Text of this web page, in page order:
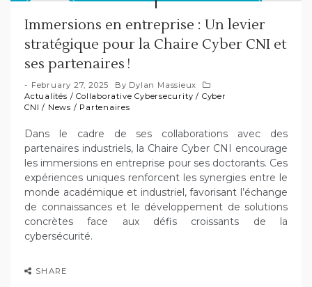
Immersions en entreprise : Un levier
stratégique pour la Chaire Cyber CNI et
ses partenaires !
February 27, 2025 By Dylan Massieux
Actualités /Collaborative Cybersecurity / Cyber
CNI / News / Partenaires
Dans le cadre de ses collaborations avec des
partenaires industriels, la Chaire Cyber CNI encourage
les immersions en entreprise pour ses doctorants. Ces
expériences uniques renforcent les synergies entre le
monde académique et industriel, favorisant l’échange
de connaissances et le développement de solutions
concrètes face aux défis croissants de la
cybersécurité.
SHARE